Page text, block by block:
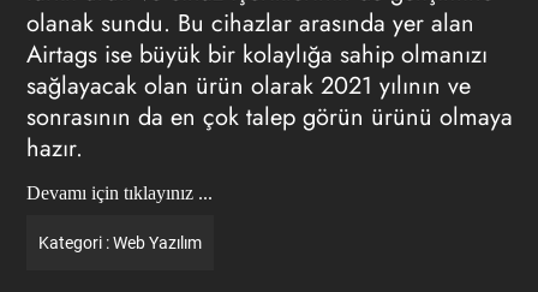
olanak sundu. Bu cihazlar arasında yer alan
Airtags ise büyük bir kolaylığa sahip olmanızı
sağlayacak olan ürün olarak 2021 yılının ve
sonrasının da en çok talep görün ürünü olmaya
hazır.
Devamı için tıklayınız ...
Kategori :Web Yazılım